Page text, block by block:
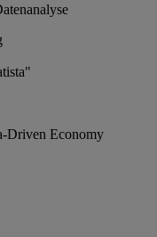
Driven Economy